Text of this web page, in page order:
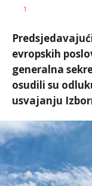
AUTOR
1
evropskih
generalna
osudili su
usvajanju